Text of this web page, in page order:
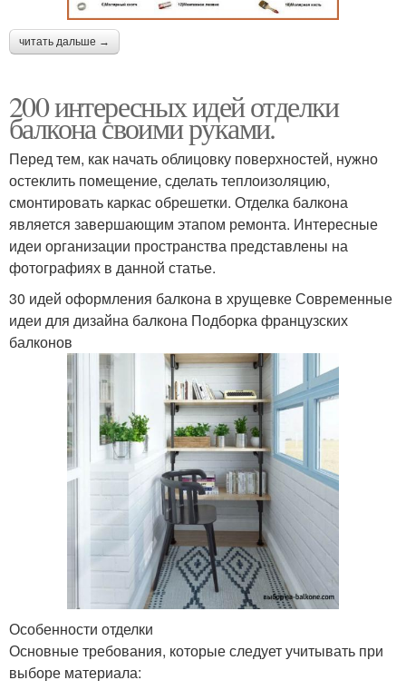
читать дальше →
200 интересных идей отделки
балкона своими руками.
Перед тем, как начать облицовку поверхностей, нужно
остеклить помещение, сделать теплоизоляцию,
смонтировать каркас обрешетки. Отделка балкона
является завершающим этапом ремонта. Интересные
идеи организации пространства представлены на
фотографиях в данной статье.
30 идей оформления балкона в хрущевке Современные
идеи для дизайна балкона Подборка французских
балконов
Особенности отделки
Основные требования, которые следует учитывать при
выборе материала: